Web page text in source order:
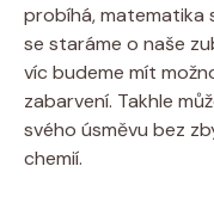
probíhá, matematika
se staráme o naše
víc budeme mít
zabarvení. Takhle
svého úsměvu bez
chemií.